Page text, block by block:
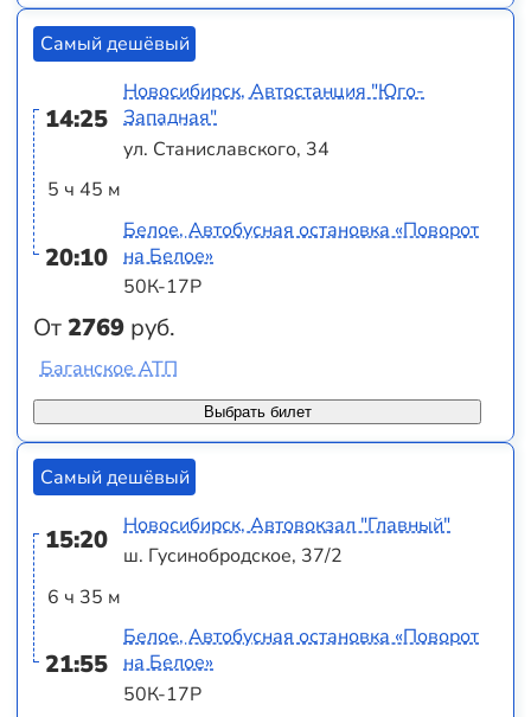
Самый дешёвый
14:25
5 ч 45 м
20:10
От2769 руб.
Новосибирск, Автостанция "Юго-
Западная"
ул. Станиславского, 34
Белое, Автобусная остановка «Поворот
на Белое»
50К-17Р
Выбрать билет
Баганское АТП
Самый дешёвый
15:20
6 ч 35 м
21:55
Новосибирск, Автовокзал "Главный"
ш. Гусинобродское, 37/2
Белое, Автобусная остановка «Поворот
на Белое»
50К-17Р